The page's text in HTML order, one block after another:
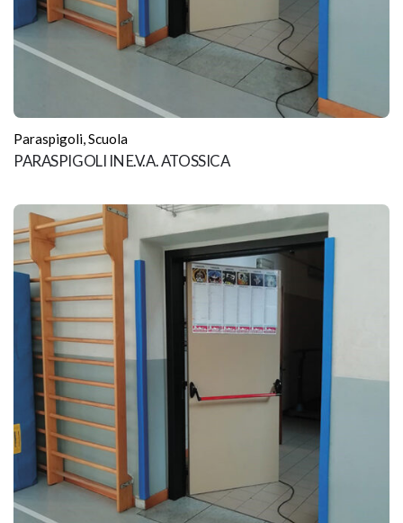
Paraspigoli,Scuola
PARASPIGOLI IN E.V.A. ATOSSICA